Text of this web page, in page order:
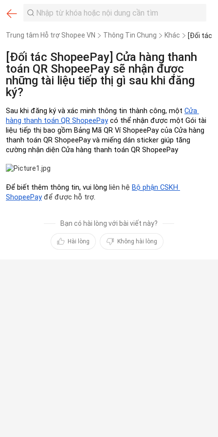
Trung tâm Hỗ trợ Shopee VN Thông Tin Chung Khác
[Đối tác ShopeePay] Cửa hàng thanh
toán QR ShopeePay sẽ nhận được
những tài liệu tiếp thị gì sau khi đăng
ký?
Sau khi đăng ký và xác minh thông tin thành công, một Cửa
hàng thanh toán QR ShopeePay có thể nhận được một Gói tài
liệu tiếp thị bao gồm Bảng Mã QR Ví ShopeePay của Cửa hàng
thanh toán QR ShopeePay và miếng dán sticker giúp tăng
cường nhận diện Cửa hàng thanh toán QR ShopeePay
Để biết thêm thông tin, vui lòng liên hệ Bộ phận CSKH
ShopeePay để được hỗ trợ.
Bạn có hài lòng với bài viết này?
Hài lòng Không hài lòng